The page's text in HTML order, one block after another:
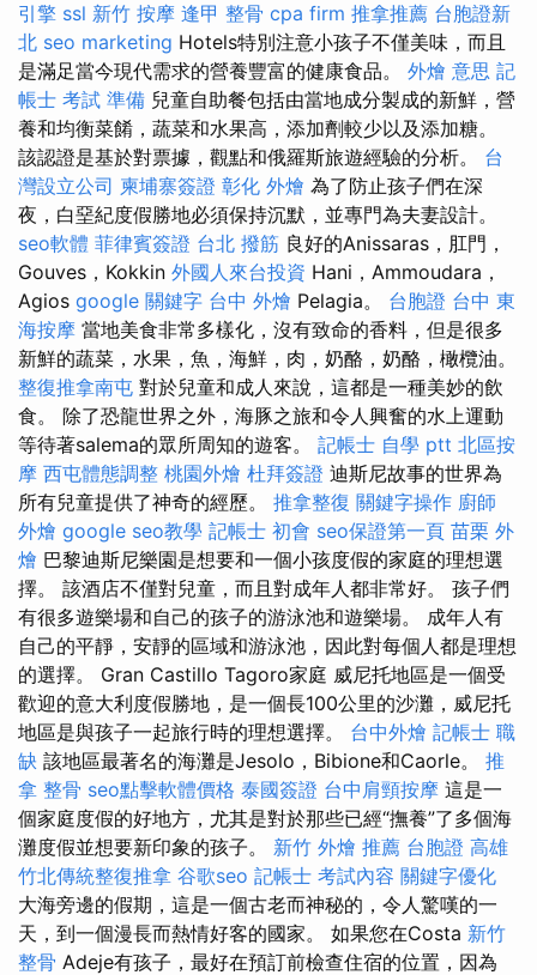
引擎 ssl 新竹 按摩 逢甲 整骨 cpa firm 推拿推薦 台胞證新
北 seo marketing Hotels特別注意小孩子不僅美味，而且
是滿足當今現代需求的營養豐富的健康食品。 外燴 意思 記
帳士 考試 準備 兒童自助餐包括由當地成分製成的新鮮，營
養和均衡菜餚，蔬菜和水果高，添加劑較少以及添加糖。
該認證是基於對票據，觀點和俄羅斯旅遊經驗的分析。 台
灣設立公司 柬埔寨簽證 彰化 外燴 為了防止孩子們在深
夜，白堊紀度假勝地必須保持沉默，並專門為夫妻設計。
seo軟體 菲律賓簽證 台北 撥筋 良好的Anissaras，肛門，
Gouves，Kokkin 外國人來台投資 Hani，Ammoudara，
Agios google 關鍵字 台中 外燴 Pelagia。 台胞證 台中 東
海按摩 當地美食非常多樣化，沒有致命的香料，但是很多
新鮮的蔬菜，水果，魚，海鮮，肉，奶酪，奶酪，橄欖油。
整復推拿南屯 對於兒童和成人來說，這都是一種美妙的飲
食。 除了恐龍世界之外，海豚之旅和令人興奮的水上運動
等待著salema的眾所周知的遊客。 記帳士 自學 ptt 北區按
摩 西屯體態調整 桃園外燴 杜拜簽證 迪斯尼故事的世界為
所有兒童提供了神奇的經歷。 推拿整復 關鍵字操作 廚師
外燴 google seo教學 記帳士 初會 seo保證第一頁 苗栗 外
燴 巴黎迪斯尼樂園是想要和一個小孩度假的家庭的理想選
擇。 該酒店不僅對兒童，而且對成年人都非常好。 孩子們
有很多遊樂場和自己的孩子的游泳池和遊樂場。 成年人有
自己的平靜，安靜的區域和游泳池，因此對每個人都是理想
的選擇。 Gran Castillo Tagoro家庭 威尼托地區是一個受
歡迎的意大利度假勝地，是一個長100公里的沙灘，威尼托
地區是與孩子一起旅行時的理想選擇。 台中外燴 記帳士 職
缺 該地區最著名的海灘是Jesolo，Bibione和Caorle。 推
拿 整骨 seo點擊軟體價格 泰國簽證 台中肩頸按摩 這是一
個家庭度假的好地方，尤其是對於那些已經“撫養”了多個海
灘度假並想要新印象的孩子。 新竹 外燴 推薦 台胞證 高雄
竹北傳統整復推拿 谷歌seo 記帳士 考試內容 關鍵字優化
大海旁邊的假期，這是一個古老而神秘的，令人驚嘆的一
天，到一個漫長而熱情好客的國家。 如果您在Costa 新竹
整骨 Adeje有孩子，最好在預訂前檢查住宿的位置，因為